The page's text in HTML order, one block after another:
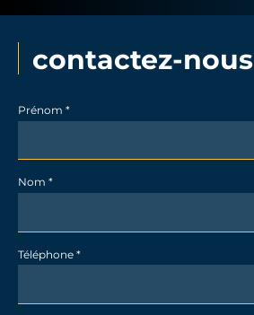
contactez-nous
Contact
-
détail
Prénom*
Nom*
Téléphone*